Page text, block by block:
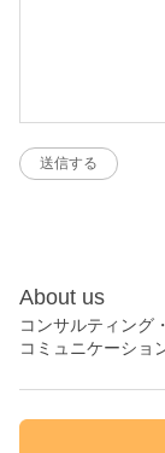
About us
コンサルティング
コミュニケーショ